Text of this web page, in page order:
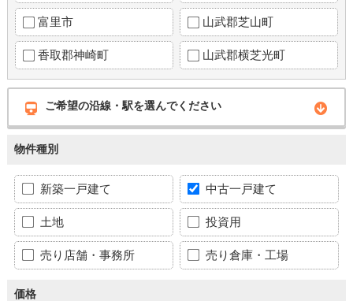
富里市 山武郡芝山町
香取郡神崎町 山武郡横芝光町
ご希望の沿線・駅を選んでください
物件種別
新築一戸建て 中古一戸建て
土地 投資用
売り店舗・事務所 売り倉庫・工場
価格